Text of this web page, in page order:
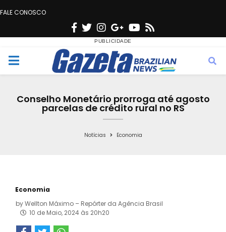
FALE CONOSCO
F
c
e
o
T
w
i
t
e
n
s
t
g
r
a
G
o
o
g
e
Y
u
t
b
s
M
Conselho Monetário prorroga até agosto
parcelas de crédito rural no RS
Notícias Economia
Economia
byWellton Máximo – Repórter da Agência Brasil
10 de Maio, 2024 às 20h20